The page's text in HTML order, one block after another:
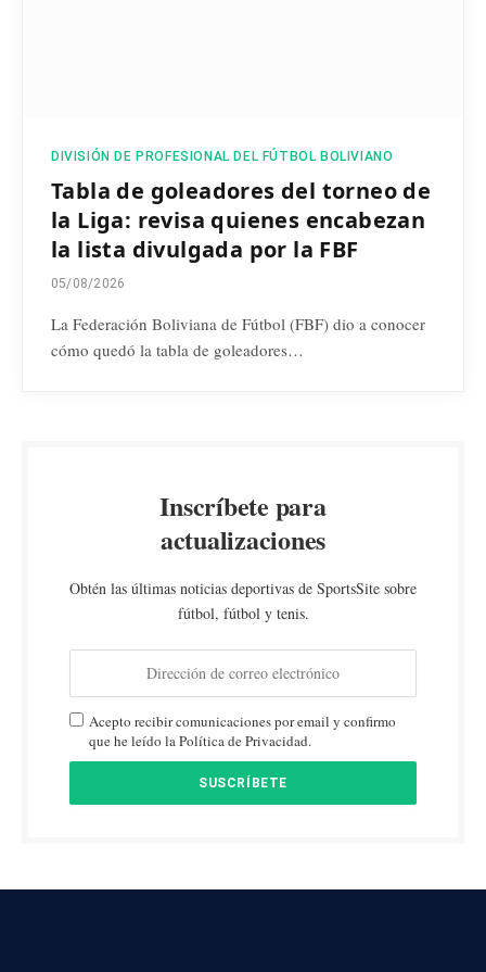
DIVISIÓN DE PROFESIONAL DEL FÚTBOL BOLIVIANO
Tabla de goleadores del torneo de
la Liga: revisa quienes encabezan
la lista divulgada por la FBF
05/08/2026
La Federación Boliviana de Fútbol (FBF) dio a conocer
cómo quedó la tabla de goleadores…
Inscríbete para
actualizaciones
Obtén las últimas noticias deportivas de SportsSite sobre
fútbol, fútbol y tenis.
Acepto recibir comunicaciones por email y confirmo
que he leído la Política de Privacidad.